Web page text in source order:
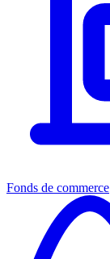
Fonds de commerce